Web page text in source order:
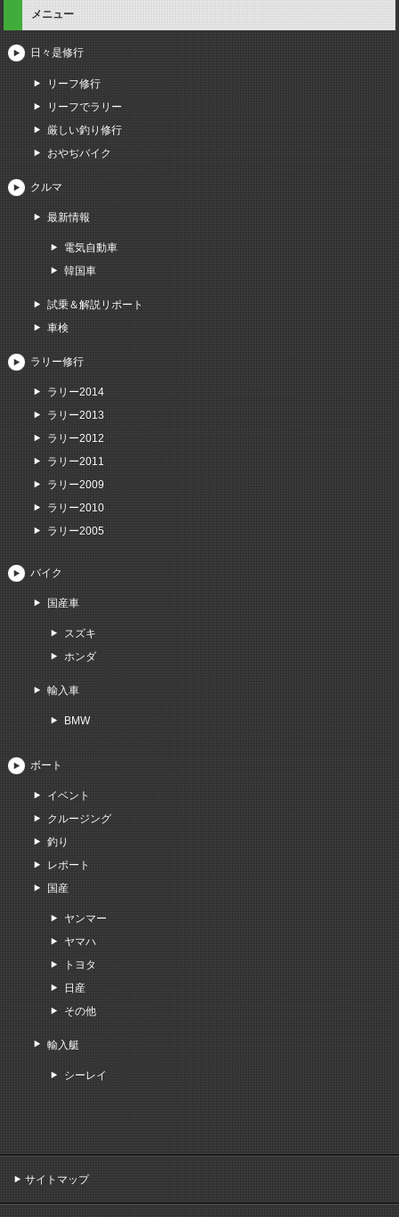
メニュー
日々是修行
リーフ修行
リーフでラリー
厳しい釣り修行
おやぢバイク
クルマ
最新情報
電気自動車
韓国車
試乗＆解説リポート
車検
ラリー修行
ラリー2014
ラリー2013
ラリー2012
ラリー2011
ラリー2009
ラリー2010
ラリー2005
バイク
国産車
スズキ
ホンダ
輸入車
BMW
ボート
イベント
クルージング
釣り
レポート
国産
ヤンマー
ヤマハ
トヨタ
日産
その他
輸入艇
シーレイ
サイトマップ